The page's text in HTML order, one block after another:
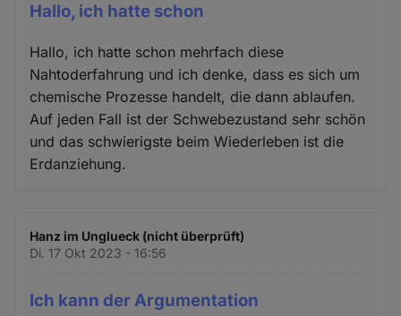
Hallo, ich hatte schon
Hallo, ich hatte schon mehrfach diese
Nahtoderfahrung und ich denke, dass es sich um
chemische Prozesse handelt, die dann ablaufen.
Auf jeden Fall ist der Schwebezustand sehr schön
und das schwierigste beim Wiederleben ist die
Erdanziehung.
Hanz im Unglueck (nicht überprüft)
Di. 17 Okt 2023 - 16:56
Ich kann der Argumentation